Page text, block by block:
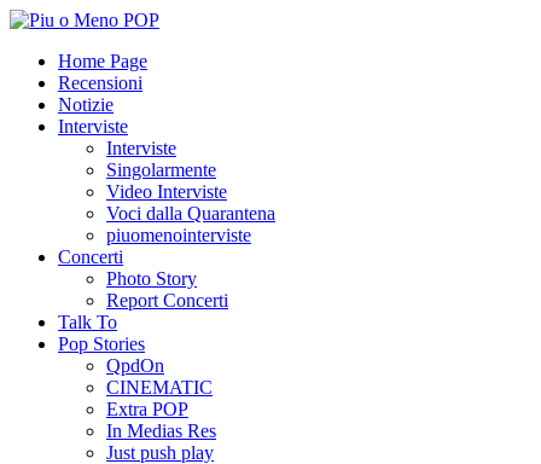
Home Page
Recensioni
Notizie
Interviste
Interviste
Singolarmente
Video Interviste
Voci dalla Quarantena
piuomenointerviste
Concerti
Photo Story
Report Concerti
Talk To
Pop Stories
QpdOn
CINEMATIC
Extra POP
In Medias Res
Just push play